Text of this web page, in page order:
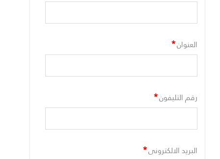
العنوان*
رقم التليفون*
البريد الالكترونى*